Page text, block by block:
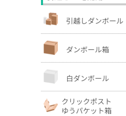
引越しダンボール
ダンボール箱
白ダンボール
クリックポスト
ゆうパケット箱